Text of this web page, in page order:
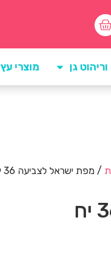
גן מוצרי עץ
/ מפת ישראל לצביעה 36 יח